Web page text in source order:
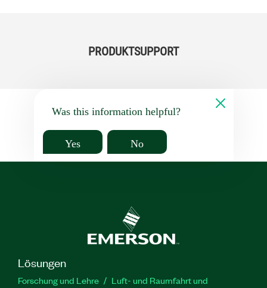
PRODUKTSUPPORT
Was this information helpful?
Yes No
Lösungen
Forschung und Lehre
Luft- und Raumfahrt und